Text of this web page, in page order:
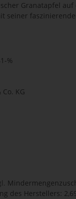
Granatapfel
seiner
%
Co. KG
des Herstellers: